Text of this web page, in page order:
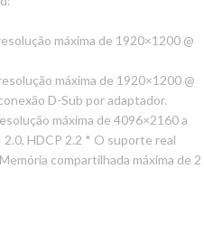
máxima de 1920×1200 @
máxima de 1920×1200 @
D-Sub por adaptador.
máxima de 4096×2160 a
HDCP 2.2 * O suporte real
compartilhada máxima de 2